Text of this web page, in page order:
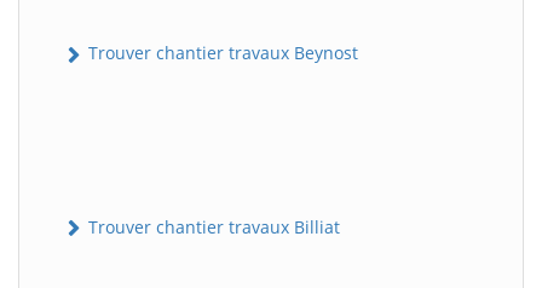
Trouver chantier travaux Beynost
Trouver chantier travaux Billiat